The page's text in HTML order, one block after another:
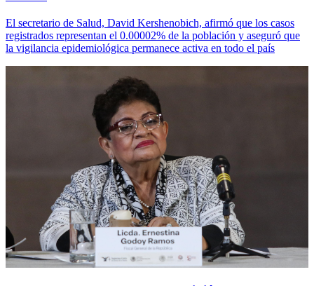
El secretario de Salud, David Kershenobich, afirmó que los casos
registrados representan el 0.00002% de la población y aseguró que
la vigilancia epidemiológica permanece activa en todo el país